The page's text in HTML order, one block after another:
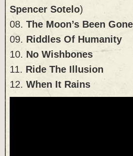
Spencer Sotelo)
08. The Moon’s Been
09. Riddles Of Humanity
10. No Wishbones
11. Ride The Illusion
12. When It Rains